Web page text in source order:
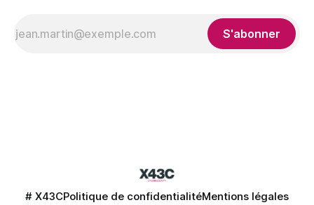
S'abonner
# X43CPolitique de confidentialitéMentions légales